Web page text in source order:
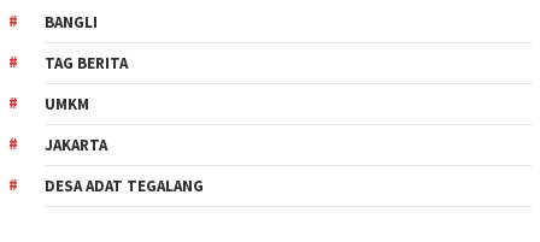
BANGLI
TAG BERITA
UMKM
JAKARTA
DESA ADAT TEGALANG